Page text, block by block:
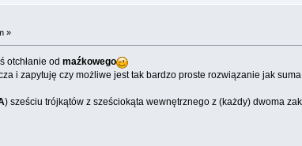
»
otchłanie od maźkowego
i zapytuję czy możliwe jest tak bardzo proste rozwiązanie jak
) sześciu trójkątów z sześciokąta wewnętrznego z (każdy) dwoma